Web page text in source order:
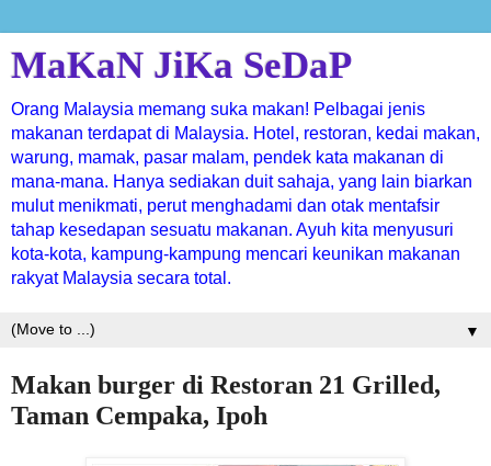
MaKaN JiKa SeDaP
Orang Malaysia memang suka makan! Pelbagai jenis
makanan terdapat di Malaysia. Hotel, restoran, kedai makan,
warung, mamak, pasar malam, pendek kata makanan di
mana-mana. Hanya sediakan duit sahaja, yang lain biarkan
mulut menikmati, perut menghadami dan otak mentafsir
tahap kesedapan sesuatu makanan. Ayuh kita menyusuri
kota-kota, kampung-kampung mencari keunikan makanan
rakyat Malaysia secara total.
▼
Makan burger di Restoran 21 Grilled,
Taman Cempaka, Ipoh